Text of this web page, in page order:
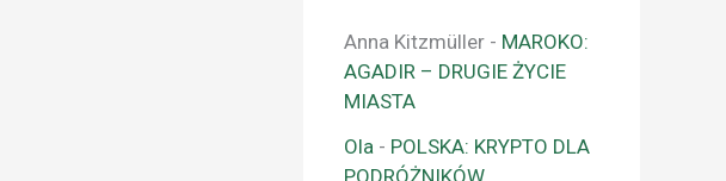
Anna Kitzmüller - MAROKO:
AGADIR – DRUGIE ŻYCIE
MIASTA
Ola - POLSKA: KRYPTO DLA
PODRÓŻNIKÓW